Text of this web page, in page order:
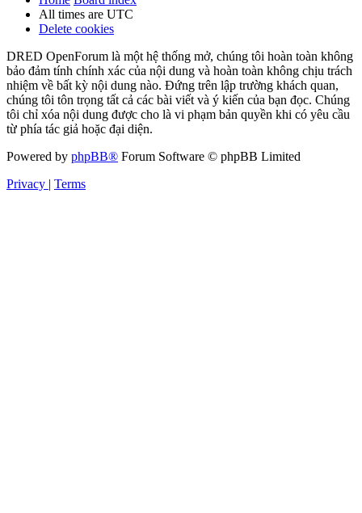
All times are UTC
Delete cookies
DRED OpenForum là một hệ thống mở, chúng tôi hoàn toàn không
bảo đảm tính chính xác của nội dung và hoàn toàn không chịu trách
nhiệm về bất kỳ nội dung nào. Đứng trên lập trường khách quan,
chúng tôi tôn trọng tất cả các bài viết và ý kiến của bạn đọc. Chúng
tôi chỉ xóa nội dung được cho là vi phạm bản quyền khi có yêu cầu
từ phía tác giả hoặc đại diện.
Powered by phpBB® Forum Software © phpBB Limited
Privacy | Terms